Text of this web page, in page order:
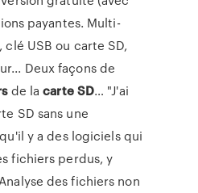
payantes. Multi-
USB ou carte SD,
Deux façons de
de lacarte SD… "J'ai
SD sans une
y a des logiciels qui
fichiers perdus, y
des fichiers non